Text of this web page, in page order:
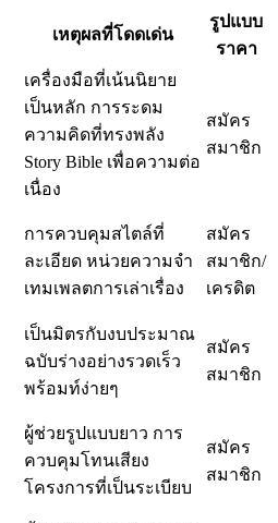
เหตุผลที่โดดเด่น
รูปแบบ
ราคา
เครื่องมือที่เน้นนิยาย
เป็นหลัก การระดม
ความคิดที่ทรงพลัง
Story Bible เพื่อความต่อ
เนื่อง
สมัคร
สมาชิก
การควบคุมสไตล์ที่
ละเอียด หน่วยความจำ
เทมเพลตการเล่าเรื่อง
สมัคร
สมาชิก/
เครดิต
เป็นมิตรกับงบประมาณ
ฉบับร่างอย่างรวดเร็ว
พร้อมท์ง่ายๆ
สมัคร
สมาชิก
ผู้ช่วยรูปแบบยาว การ
ควบคุมโทนเสียง
โครงการที่เป็นระเบียบ
สมัคร
สมาชิก